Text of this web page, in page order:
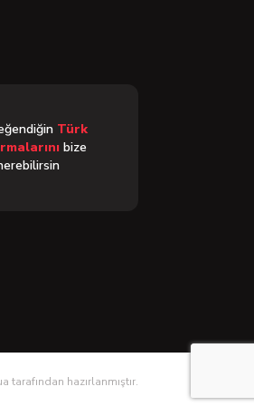
Türk
bize
tarafından hazırlanmıştır.